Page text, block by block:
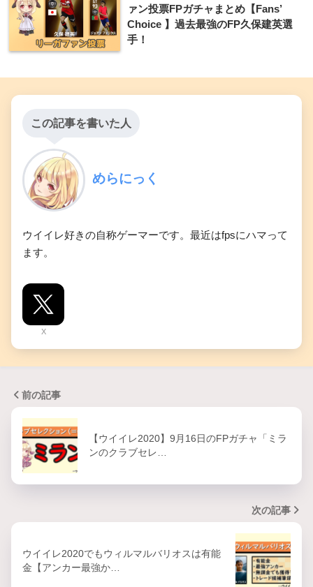
ァン投票FPガチャまとめ【Fans’
Choice 】過去最強のFP久保建英選
手！
この記事を書いた人
めらにっく
ウイイレ好きの自称ゲーマーです。最近はfpsにハマって
ます。
X
前の記事
【ウイイレ2020】9月16日のFPガチャ「ミラ
ンのクラブセレ…
次の記事
ウイイレ2020でもウィルマルバリオスは有能
金【アンカー最強か…